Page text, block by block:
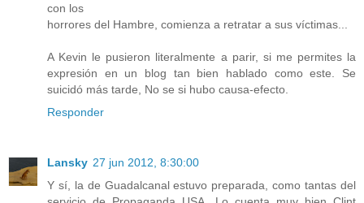
con los
horrores del Hambre, comienza a retratar a sus víctimas...
A Kevin le pusieron literalmente a parir, si me permites la
expresión en un blog tan bien hablado como este. Se
suicidó más tarde, No se si hubo causa-efecto.
Responder
Lansky 27 jun 2012, 8:30:00
Y sí, la de Guadalcanal estuvo preparada, como tantas del